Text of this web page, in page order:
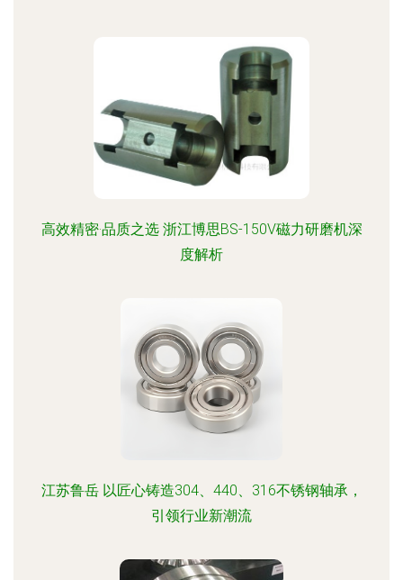
高效精密·品质之选 浙江博思BS-150V磁力研磨机深
度解析
江苏鲁岳 以匠心铸造304、440、316不锈钢轴承，
引领行业新潮流